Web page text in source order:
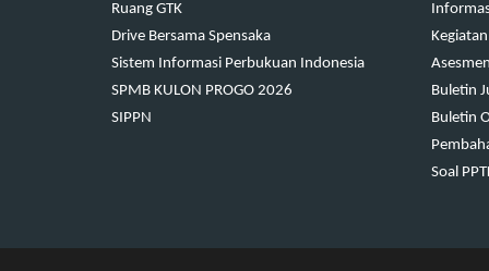
Ruang GTK
Drive Bersama Spensaka
Sistem Informasi Perbukuan Indonesia
SPMB KULON PROGO 2026
SIPPN
Buletin
Buletin
Soal